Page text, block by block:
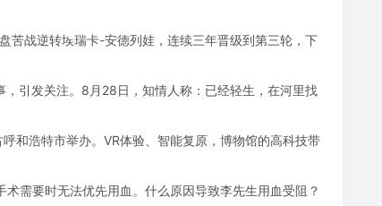
苦战逆转埃瑞卡-安德列娃，连续三年晋级到第三轮，下
引发关注。8月28日，知情人称：已经轻生，在河里找
和浩特市举办。VR体验、智能复原，博物馆的高科技带
需要时无法优先用血。什么原因导致李先生用血受阻？